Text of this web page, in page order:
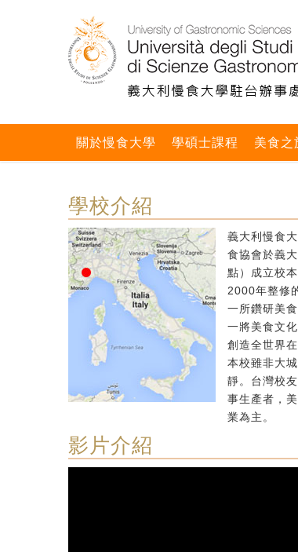
關於慢食大學 學碩士課程 美食之
學校介紹
義大利慢食
食協會於義
點）成立校
2000年整修
一所鑽研美
一將美食文
創造全世界
本校雖非大
靜。台灣校
事生產者，
業為主。
影片介紹